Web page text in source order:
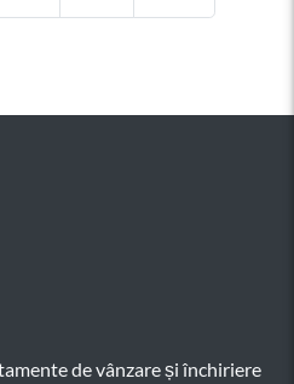
de vânzare și închiriere